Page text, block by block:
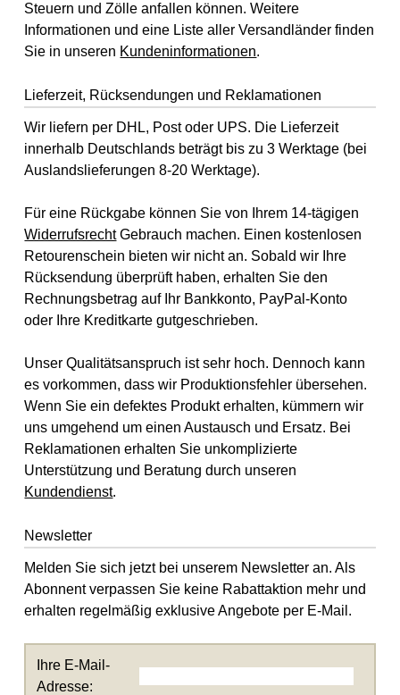
Steuern und Zölle anfallen können. Weitere
Informationen und eine Liste aller Versandländer finden
Sie in unseren Kundeninformationen.
Lieferzeit, Rücksendungen und Reklamationen
Wir liefern per DHL, Post oder UPS. Die Lieferzeit
innerhalb Deutschlands beträgt bis zu 3 Werktage (bei
Auslandslieferungen 8-20 Werktage).
Für eine Rückgabe können Sie von Ihrem 14-tägigen
WiderrufsrechtGebrauch machen. Einen kostenlosen
Retourenschein bieten wir nicht an. Sobald wir Ihre
Rücksendung überprüft haben, erhalten Sie den
Rechnungsbetrag auf Ihr Bankkonto, PayPal-Konto
oder Ihre Kreditkarte gutgeschrieben.
Unser Qualitätsanspruch ist sehr hoch. Dennoch kann
es vorkommen, dass wir Produktionsfehler übersehen.
Wenn Sie ein defektes Produkt erhalten, kümmern wir
uns umgehend um einen Austausch und Ersatz. Bei
Reklamationen erhalten Sie unkomplizierte
Unterstützung und Beratung durch unseren
Kundendienst.
Newsletter
Melden Sie sich jetzt bei unserem Newsletter an. Als
Abonnent verpassen Sie keine Rabattaktion mehr und
erhalten regelmäßig exklusive Angebote per E-Mail.
Ihre E-Mail-
Adresse: